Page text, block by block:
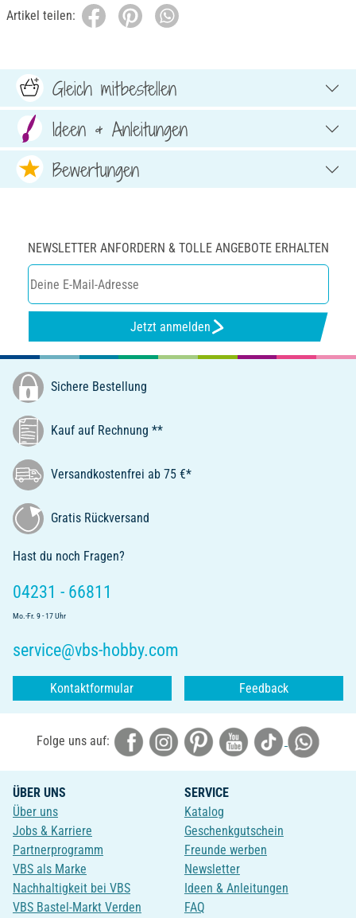
Artikel teilen:
Gleich mitbestellen
Ideen & Anleitungen
Bewertungen
NEWSLETTER ANFORDERN & TOLLE ANGEBOTE ERHALTEN
Jetzt anmelden
Sichere Bestellung
Kauf auf Rechnung **
Versandkostenfrei ab 75 €*
Gratis Rückversand
Hast du noch Fragen?
04231 - 66811
Mo.-Fr. 9 - 17 Uhr
service@vbs-hobby.com
Kontaktformular Feedback
Folge uns auf:
ÜBER UNS
Über uns
Jobs & Karriere
Partnerprogramm
VBS als Marke
Nachhaltigkeit bei VBS
VBS Bastel-Markt Verden
SERVICE
Katalog
Geschenkgutschein
Freunde werben
Newsletter
Ideen & Anleitungen
FAQ